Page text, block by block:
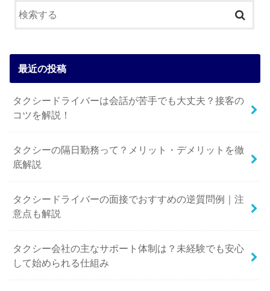
最近の投稿
タクシードライバーは会話が苦手でも大丈夫？接客の
コツを解説！
タクシーの隔日勤務って？メリット・デメリットを徹
底解説
タクシードライバーの面接でおすすめの逆質問例｜注
意点も解説
タクシー会社の主なサポート体制は？未経験でも安心
して始められる仕組み